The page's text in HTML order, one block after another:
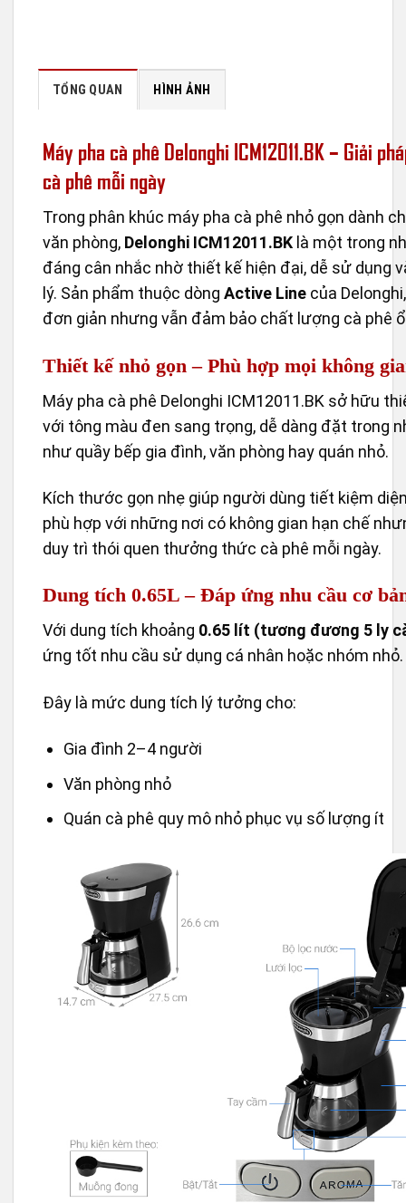
TỔNG QUAN HÌNH ẢNH
Máy pha cà phê Delonghi ICM12011.BK – Giải
cà phê mỗi ngày
Trong phân khúc máy pha cà phê nhỏ gọn dành
văn phòng, Delonghi ICM12011.BK là một trong
đáng cân nhắc nhờ thiết kế hiện đại, dễ sử dụng
lý. Sản phẩm thuộc dòng Active Line của
đơn giản nhưng vẫn đảm bảo chất lượng cà phê
Thiết kế nhỏ gọn – Phù hợp mọi không
Máy pha cà phê Delonghi ICM12011.BK sở hữu
với tông màu đen sang trọng, dễ dàng đặt trong
như quầy bếp gia đình, văn phòng hay quán nhỏ.
Kích thước gọn nhẹ giúp người dùng tiết kiệm
phù hợp với những nơi có không gian hạn chế
duy trì thói quen thưởng thức cà phê mỗi ngày.
Dung tích 0.65L – Đáp ứng nhu cầu cơ
Với dung tích khoảng 0.65 lít (tương đương 5 ly
ứng tốt nhu cầu sử dụng cá nhân hoặc nhóm nhỏ.
Đây là mức dung tích lý tưởng cho:
Gia đình 2–4 người
Văn phòng nhỏ
Quán cà phê quy mô nhỏ phục vụ số lượng ít